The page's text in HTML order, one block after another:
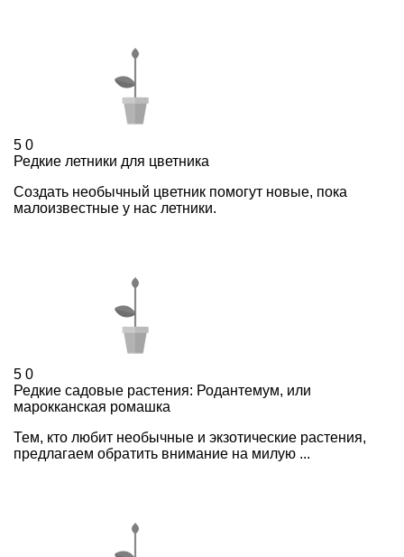
5 0
Редкие летники для цветника
Создать необычный цветник помогут новые, пока
малоизвестные у нас летники.
5 0
Редкие садовые растения: Родантемум, или
марокканская ромашка
Тем, кто любит необычные и экзотические растения,
предлагаем обратить внимание на милую ...